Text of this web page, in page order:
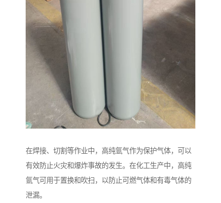
在焊接、切割等作业中，高纯氩气作为保护气体，可以
有效防止火灾和爆炸事故的发生。在化工生产中，高纯
氩气可用于置换和吹扫，以防止可燃气体和有毒气体的
泄漏。